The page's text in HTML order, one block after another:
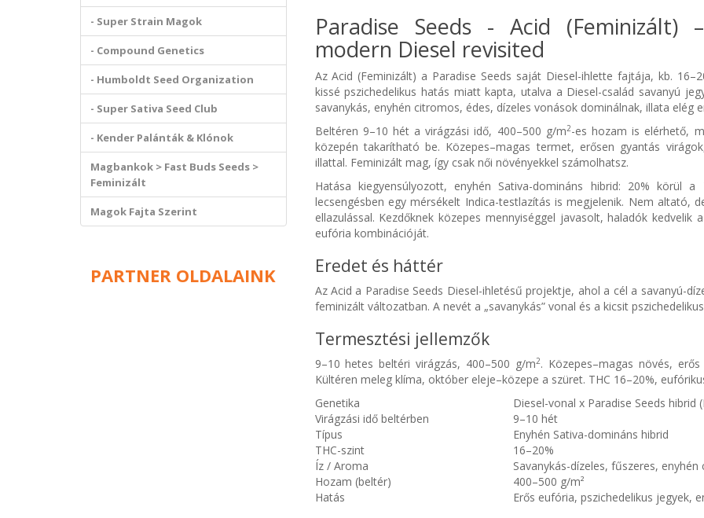
- Super Strain Magok
- Compound Genetics
- Humboldt Seed Organization
- Super Sativa Seed Club
- Kender Palánták & Klónok
Magbankok > Fast Buds Seeds >
Feminizált
Magok Fajta Szerint
PARTNER OLDALAINK
Paradise Seeds - Acid (Feminizált)
modern Diesel revisited
Az Acid (Feminizált) a Paradise Seeds saját Diesel-ihlette fajtája, kb.
kissé pszichedelikus hatás miatt kapta, utalva a Diesel-család savanyú
savanykás, enyhén citromos, édes, dízeles vonások dominálnak, illata elég
Beltéren 9–10 hét a virágzási idő, 400–500 g/m2-es hozam is elérhető,
közepén takarítható be. Közepes–magas termet, erősen gyantás
illattal. Feminizált mag, így csak női növényekkel számolhatsz.
Hatása kiegyensúlyozott, enyhén Sativa-domináns hibrid: 20% körül
lecsengésben egy mérsékelt Indica-testlazítás is megjelenik. Nem altató,
ellazulással. Kezdőknek közepes mennyiséggel javasolt, haladók
eufória kombinációját.
Eredet és háttér
Az Acid a Paradise Seeds Diesel-ihletésű projektje, ahol a cél a savanyú-
feminizált változatban. A nevét a „savanykás” vonal és a kicsit
Termesztési jellemzők
9–10 hetes beltéri virágzás, 400–500 g/m2. Közepes–magas növés,
Kültéren meleg klíma, október eleje–közepe a szüret. THC 16–20%,
Genetika
Diesel-vonal x Paradise Seeds hibrid
Virágzási idő beltérben
9–10 hét
Típus
Enyhén Sativa-domináns hibrid
THC-szint
16–20%
Íz / Aroma
Savanykás-dízeles, fűszeres,
Hozam (beltér)
400–500 g/m²
Hatás
Erős eufória, pszichedelikus jegyek,